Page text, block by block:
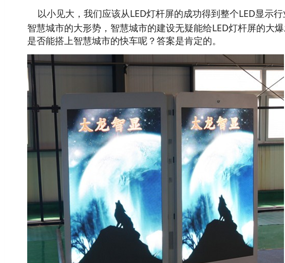
以小见大，我们应该从LED灯杆屏的成功得到整个LED显示
智慧城市的大形势，智慧城市的建设无疑能给LED灯杆屏的大
是否能搭上智慧城市的快车呢？答案是肯定的。